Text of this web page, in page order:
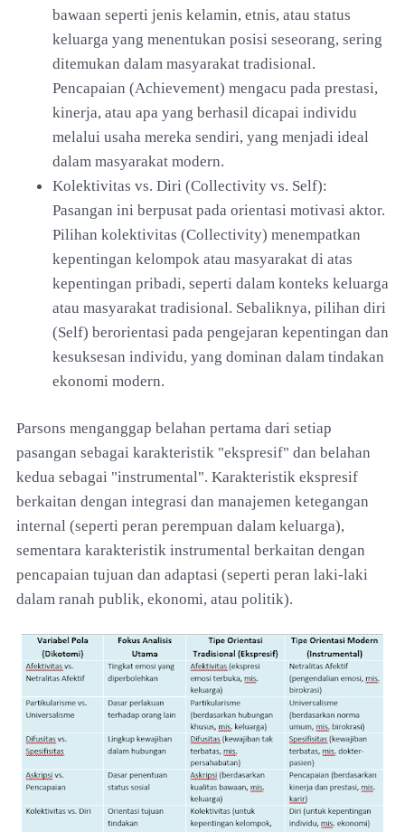
bawaan seperti jenis kelamin, etnis, atau status
keluarga yang menentukan posisi seseorang, sering
ditemukan dalam masyarakat tradisional.
Pencapaian (Achievement) mengacu pada prestasi,
kinerja, atau apa yang berhasil dicapai individu
melalui usaha mereka sendiri, yang menjadi ideal
dalam masyarakat modern.
Kolektivitas vs. Diri (Collectivity vs. Self):
Pasangan ini berpusat pada orientasi motivasi aktor.
Pilihan kolektivitas (Collectivity) menempatkan
kepentingan kelompok atau masyarakat di atas
kepentingan pribadi, seperti dalam konteks keluarga
atau masyarakat tradisional. Sebaliknya, pilihan diri
(Self) berorientasi pada pengejaran kepentingan dan
kesuksesan individu, yang dominan dalam tindakan
ekonomi modern.
Parsons menganggap belahan pertama dari setiap
pasangan sebagai karakteristik "ekspresif" dan belahan
kedua sebagai "instrumental". Karakteristik ekspresif
berkaitan dengan integrasi dan manajemen ketegangan
internal (seperti peran perempuan dalam keluarga),
sementara karakteristik instrumental berkaitan dengan
pencapaian tujuan dan adaptasi (seperti peran laki-laki
dalam ranah publik, ekonomi, atau politik).